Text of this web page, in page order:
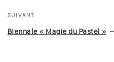
Article
suivant
SUIVANT
Biennale « Magie du Pastel »